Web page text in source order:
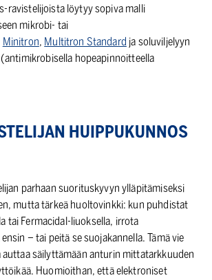
ravistelijoista löytyy sopiva malli
mikrobi- tai
Minitron, Multitron Standard ja soluviljelyyn
(antimikrobisella hopeapinnoitteella
HUIPPUKUNNOS
parhaan suorituskyvyn ylläpitämiseksi
mutta tärkeä huoltovinkki: kun puhdistat
tai Fermacidal-liuoksella, irrota
– tai peitä se suojakannella. Tämä vie
säilyttämään anturin mittatarkkuuden
Huomioithan, että elektroniset